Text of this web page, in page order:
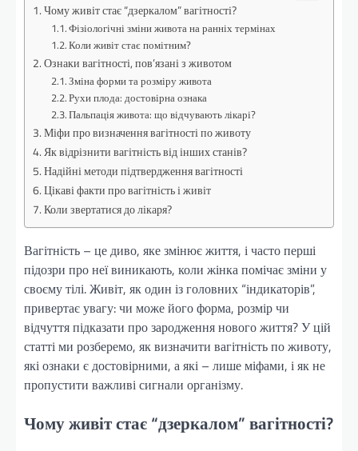
Чому живіт стає “дзеркалом” вагітності?
Фізіологічні зміни живота на ранніх термінах
Коли живіт стає помітним?
Ознаки вагітності, пов’язані з животом
Зміна форми та розміру живота
Рухи плода: достовірна ознака
Пальпація живота: що відчувають лікарі?
Міфи про визначення вагітності по животу
Як відрізнити вагітність від інших станів?
Надійні методи підтвердження вагітності
Цікаві факти про вагітність і живіт
Коли звертатися до лікаря?
Вагітність – це диво, яке змінює життя, і часто перші
підозри про неї виникають, коли жінка помічає зміни у
своєму тілі. Живіт, як один із головних “індикаторів”,
привертає увагу: чи може його форма, розмір чи
відчуття підказати про зародження нового життя? У цій
статті ми розберемо, як визначити вагітність по животу,
які ознаки є достовірними, а які – лише міфами, і як не
пропустити важливі сигнали організму.
Чому живіт стає “дзеркалом” вагітності?